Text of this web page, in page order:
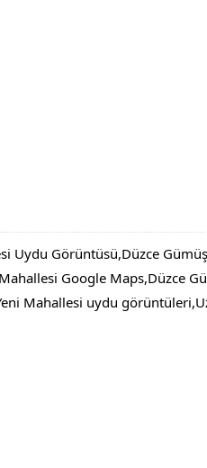
Uydu Görüntüsü,Düzce
Google Maps,Düzce
Mahallesi uydu